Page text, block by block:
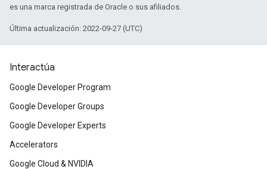
es una marca registrada de Oracle o sus afiliados.
Última actualización: 2022-09-27 (UTC)
Interactúa
Google Developer Program
Google Developer Groups
Google Developer Experts
Accelerators
Google Cloud & NVIDIA